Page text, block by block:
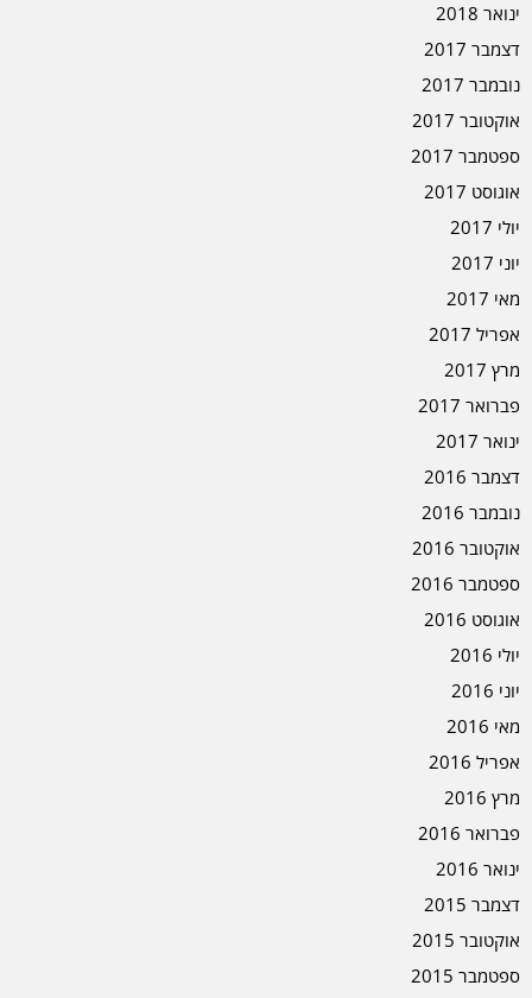
ינואר 2018
דצמבר 2017
נובמבר 2017
אוקטובר 2017
ספטמבר 2017
אוגוסט 2017
יולי 2017
יוני 2017
מאי 2017
אפריל 2017
מרץ 2017
פברואר 2017
ינואר 2017
דצמבר 2016
נובמבר 2016
אוקטובר 2016
ספטמבר 2016
אוגוסט 2016
יולי 2016
יוני 2016
מאי 2016
אפריל 2016
מרץ 2016
פברואר 2016
ינואר 2016
דצמבר 2015
אוקטובר 2015
ספטמבר 2015